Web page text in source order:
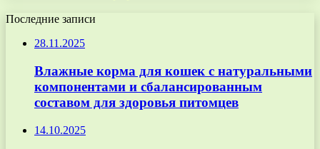
Последние записи
28.11.2025
Влажные корма для кошек с натуральными
компонентами и сбалансированным
составом для здоровья питомцев
14.10.2025